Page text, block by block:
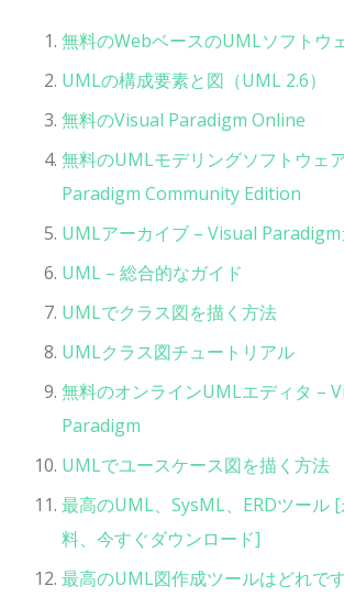
無料のWebベースのUMLソフトウ
UMLの構成要素と図（UML 2.6）
無料のVisual Paradigm Online
無料のUMLモデリングソフトウェ
Paradigm Community Edition
UMLアーカイブ – Visual Paradigm
UML – 総合的なガイド
UMLでクラス図を描く方法
UMLクラス図チュートリアル
無料のオンラインUMLエディタ –
Paradigm
UMLでユースケース図を描く方法
最高のUML、SysML、ERDツール
料、今すぐダウンロード]
最高のUML図作成ツールはどれで